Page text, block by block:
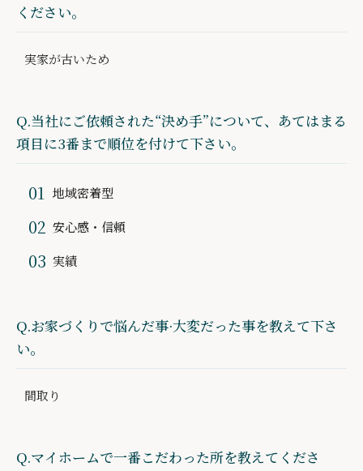
ください。
実家が古いため
Q.当社にご依頼された“決め手”について、あてはまる
項目に3番まで順位を付けて下さい。
地域密着型
安心感・信頼
実績
Q.お家づくりで悩んだ事·大変だった事を教えて下さ
い。
間取り
Q.マイホームで一番こだわった所を教えてくださ